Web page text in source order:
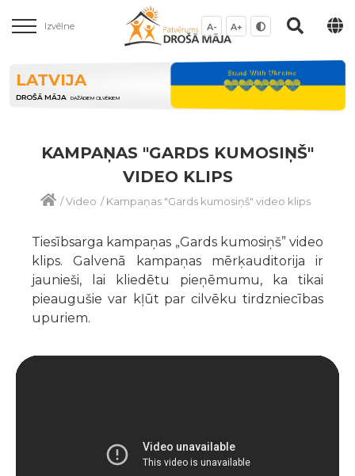
Izvēlne A- A+
LATVIJA
DROŠĀ MĀJA DAŽĀDIEM CILVĒKIEM
KAMPAŅAS "GARDS KUMOSIŅŠ"
VIDEO KLIPS
/Video /Kampaņas "Gards kumosiņš" video klips
Tiesībsarga kampaņas „Gards kumosiņš” video
klips. Galvenā kampaņas mērķauditorija ir
jaunieši, lai kliedētu pieņēmumu, ka tikai
pieaugušie var kļūt par cilvēku tirdzniecības
upuriem.